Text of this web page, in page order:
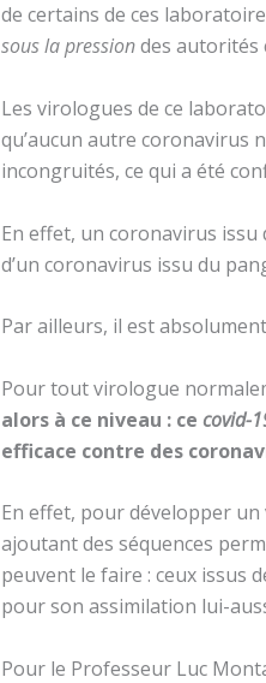
de certains de ces
sous la pressiondes autorités
Les virologues de ce
qu’aucun autre coronavirus
incongruités, ce qui a été
En effet, un coronavirus
d’un coronavirus issu du
Par ailleurs, il est
Pour tout virologue
alors à ce niveau : ce covid-
efficace contre des
En effet, pour développer
ajoutant des séquences
peuvent le faire : ceux issus
pour son assimilation lui-
Pour le Professeur Luc